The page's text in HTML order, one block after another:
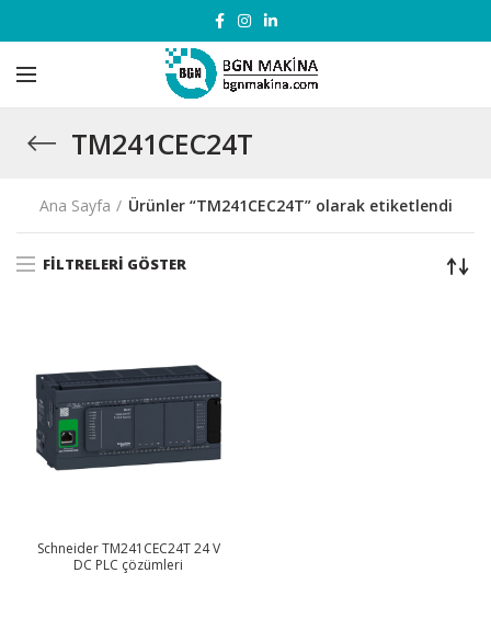
TM241CEC24T
Ana Sayfa Ürünler “TM241CEC24T” olarak etiketlendi
FILTRELERI GÖSTER
Schneider TM241CEC24T 24 V
DC PLC çözümleri